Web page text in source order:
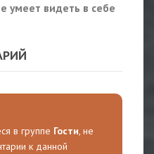
умеет видеть в себе
в группе Гости , не
к данной